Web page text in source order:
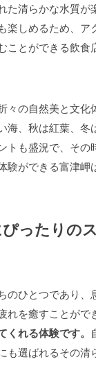
た清らかな水質が
楽しめるため、
とができる飲食
の自然美と文化
海、秋は紅葉、
トも盛況で、そ
験ができる富津
ったりの
のひとつであり
れを癒すことがで
れる体験です。
選ばれるその清